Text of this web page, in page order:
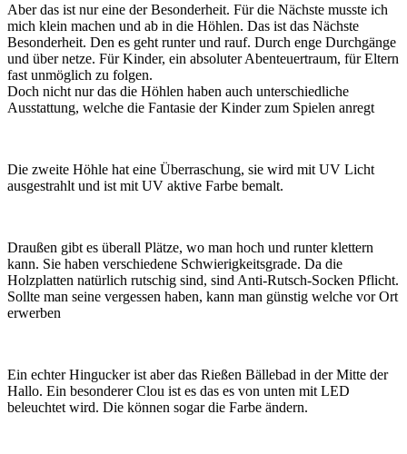
Aber das ist nur eine der Besonderheit. Für die Nächste musste ich
mich klein machen und ab in die Höhlen. Das ist das Nächste
Besonderheit. Den es geht runter und rauf. Durch enge Durchgänge
und über netze. Für Kinder, ein absoluter Abenteuertraum, für Eltern
fast unmöglich zu folgen.
Doch nicht nur das die Höhlen haben auch unterschiedliche
Ausstattung, welche die Fantasie der Kinder zum Spielen anregt
Die zweite Höhle hat eine Überraschung, sie wird mit UV Licht
ausgestrahlt und ist mit UV aktive Farbe bemalt.
Draußen gibt es überall Plätze, wo man hoch und runter klettern
kann. Sie haben verschiedene Schwierigkeitsgrade. Da die
Holzplatten natürlich rutschig sind, sind Anti-Rutsch-Socken Pflicht.
Sollte man seine vergessen haben, kann man günstig welche vor Ort
erwerben
Ein echter Hingucker ist aber das Rießen Bällebad in der Mitte der
Hallo. Ein besonderer Clou ist es das es von unten mit LED
beleuchtet wird. Die können sogar die Farbe ändern.